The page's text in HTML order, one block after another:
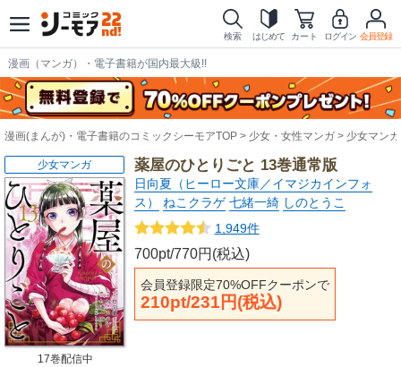
検索 はじめて カート ログイン 会員登録
漫画（マンガ）・電子書籍が国内最大級!!
漫画(まんが)・電子書籍のコミックシーモアTOP 少女・女性マンガ 少女マンガ
薬屋のひとりごと 13巻通常版
日向夏（ヒーロー文庫／イマジカインフォ
ス）
ねこクラゲ 七緒一綺 しのとうこ
1,949件
700pt/770円(税込)
会員登録限定70%OFFクーポンで
210pt/231円(税込)
少女マンガ
17巻配信中